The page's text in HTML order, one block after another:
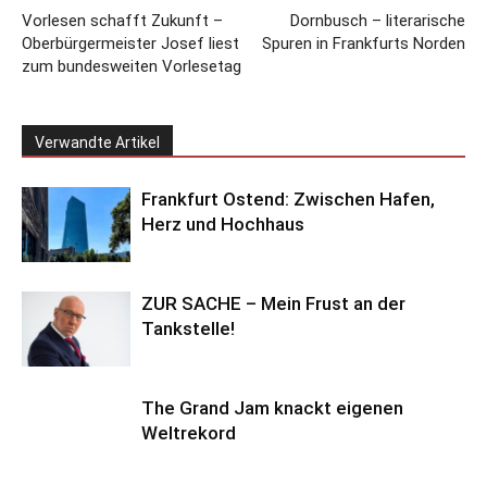
Vorlesen schafft Zukunft –
Oberbürgermeister Josef liest
zum bundesweiten Vorlesetag
Dornbusch – literarische
Spuren in Frankfurts Norden
Verwandte Artikel
Frankfurt Ostend: Zwischen Hafen,
Herz und Hochhaus
ZUR SACHE – Mein Frust an der
Tankstelle!
The Grand Jam knackt eigenen
Weltrekord